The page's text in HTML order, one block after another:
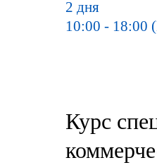
2 дня
10:00 -
Курс